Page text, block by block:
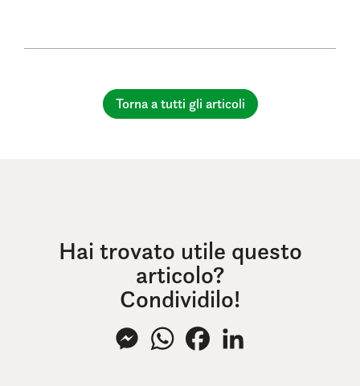
Torna a tutti gli articoli
Hai trovato utile questo
articolo?
Condividilo!
MessengerWhatsAppFacebook